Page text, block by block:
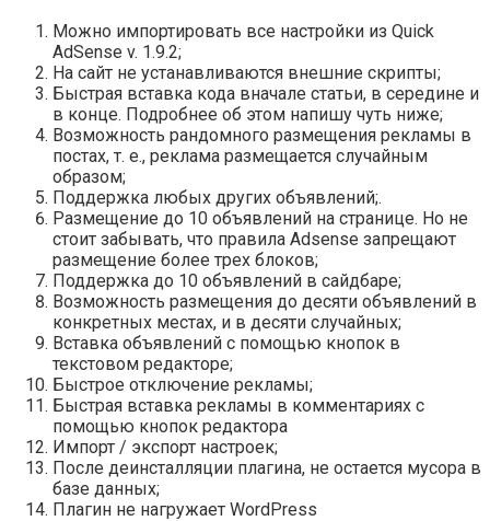
Можно импортировать все настройки из Quick
AdSense v. 1.9.2;
На сайт не устанавливаются внешние скрипты;
Быстрая вставка кода вначале статьи, в середине и
в конце. Подробнее об этом напишу чуть ниже;
Возможность рандомного размещения рекламы в
постах, т. е., реклама размещается случайным
образом;
Поддержка любых других объявлений;.
Размещение до 10 объявлений на странице. Но не
стоит забывать, что правила Adsense запрещают
размещение более трех блоков;
Поддержка до 10 объявлений в сайдбаре;
Возможность размещения до десяти объявлений в
конкретных местах, и в десяти случайных;
Вставка объявлений с помощью кнопок в
текстовом редакторе;
Быстрое отключение рекламы;
Быстрая вставка рекламы в комментариях с
помощью кнопок редактора
Импорт / экспорт настроек;
После деинсталляции плагина, не остается мусора в
базе данных;
Плагин не нагружает WordPress